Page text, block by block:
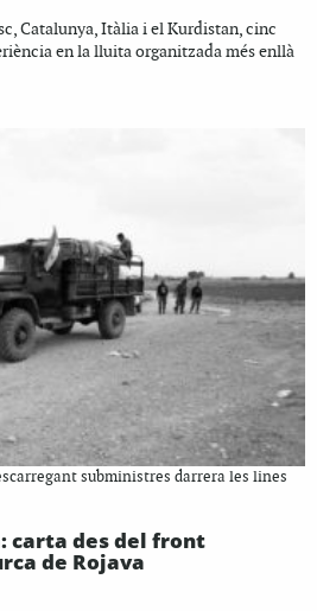
Catalunya, Itàlia i el Kurdistan, cinc
en la lluita organitzada més enllà
subministres darrera les lines
carta des del front
de Rojava